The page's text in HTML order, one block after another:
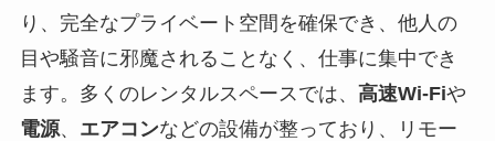
り、完全なプライベート空間を確保でき、他人の
目や騒音に邪魔されることなく、仕事に集中でき
ます。多くのレンタルスペースでは、 高速Wi-Fiや
電源、 エアコンなどの設備が整っており、リモー